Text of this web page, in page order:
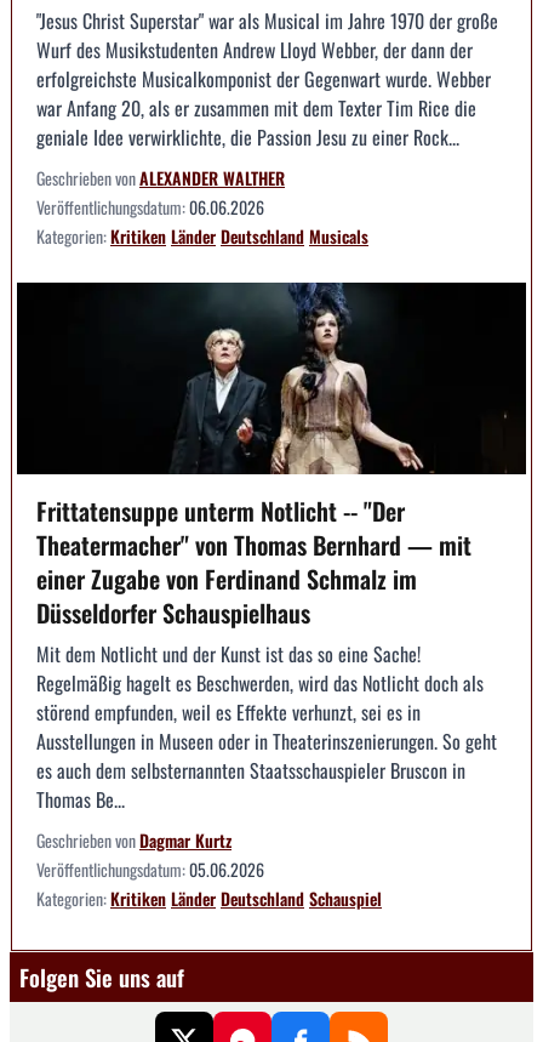
"Jesus Christ Superstar" war als Musical im Jahre 1970 der große
Wurf des Musikstudenten Andrew Lloyd Webber, der dann der
erfolgreichste Musicalkomponist der Gegenwart wurde. Webber
war Anfang 20, als er zusammen mit dem Texter Tim Rice die
geniale Idee verwirklichte, die Passion Jesu zu einer Rock...
Geschrieben vonALEXANDER WALTHER
Veröffentlichungsdatum:06.06.2026
Kategorien:KritikenLänderDeutschlandMusicals
Frittatensuppe unterm Notlicht -- "Der
Theatermacher" von Thomas Bernhard — mit
einer Zugabe von Ferdinand Schmalz im
Düsseldorfer Schauspielhaus
Mit dem Notlicht und der Kunst ist das so eine Sache!
Regelmäßig hagelt es Beschwerden, wird das Notlicht doch als
störend empfunden, weil es Effekte verhunzt, sei es in
Ausstellungen in Museen oder in Theaterinszenierungen. So geht
es auch dem selbsternannten Staatsschauspieler Bruscon in
Thomas Be...
Geschrieben vonDagmar Kurtz
Veröffentlichungsdatum:05.06.2026
Kategorien:KritikenLänderDeutschlandSchauspiel
Folgen Sie uns auf